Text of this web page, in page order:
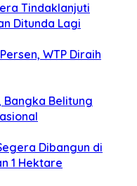
Tindaklanjuti
Ditunda Lagi
WTP Diraih
Bangka Belitung
Dibangun di
1 Hektare